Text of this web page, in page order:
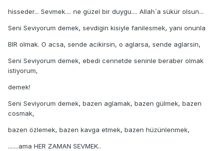
hisseder... Sevmek.... ne güzel bir duygu.... Allah´a sükür olsun...
Seni Seviyorum demek, sevdigin kisiyle fanilesmek, yani onunla
BIR olmak. O acsa, sende acikirsin, o aglarsa, sende aglarsin,
Seni Seviyorum demek, ebedi cennetde seninle beraber olmak
istiyorum,
demek!
Seni Seviyorum demek, bazen aglamak, bazen gülmek, bazen
cosmak,
bazen özlemek, bazen kavga etmek, bazen hüzünlenmek,
.......ama HER ZAMAN SEVMEK..